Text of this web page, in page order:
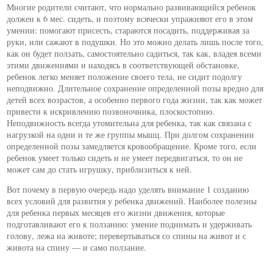
Многие родители считают, что нормально развивающийся ребенок
должен к 6 мес. сидеть, и поэтому всячески упражняют его в этом
умении: помогают присесть, стараются посадить, поддерживая за
руки, или сажают в подушки. Но это можно делать лишь после того,
как он будет ползать, самостоятельно садиться, так как, владея всеми
этими движениями и находясь в соответствующей обстановке,
ребенок легко меняет положение своего тела, не сидит подолгу
неподвижно. Длительное сохранение определенной позы вредно для
детей всех возрастов, а особенно первого года жизни, так как может
привести к искривлению позвоночника, плоскостопию.
Неподвижность всегда утомительна для ребенка, так как связана с
нагрузкой на одни и те же группы мышц. При долгом сохранении
определенной позы замедляется кровообращение. Кроме того, если
ребенок умеет только сидеть и не умеет передвигаться, то он не
может сам до стать игрушку, приблизиться к ней.
Вот почему в первую очередь надо уделять внимание 1 созданию
всех условий для развития у ребенка движений. Наиболее полезны
для ребенка первых месяцев его жизни движения, которые
подготавливают его к ползанию: умение поднимать и удерживать
голову, лежа на животе; перевертываться со спины на живот и с
живота на спину — и само ползание.